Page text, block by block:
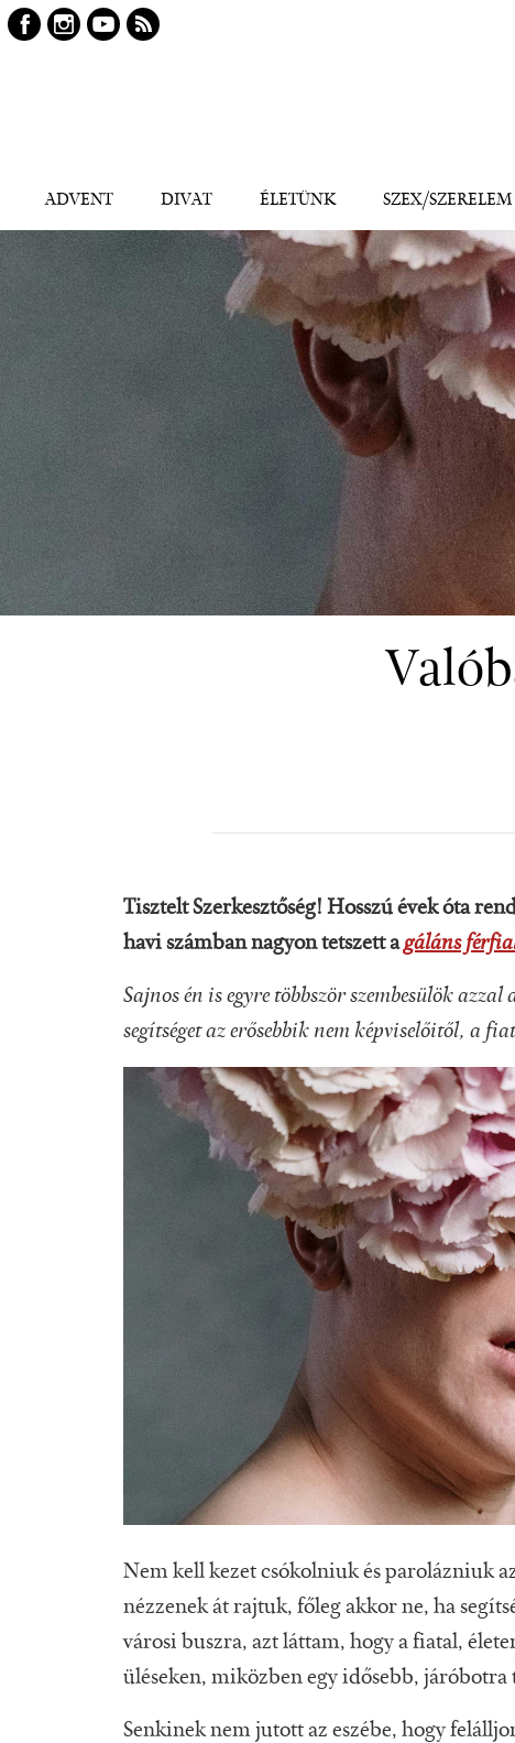
ADVENT DIVAT ÉLETÜNK SZEX/SZERELEM
Tisztelt Szerkesztőség! Hosszú évek óta
havi számban nagyon tetszett agáláns
Sajnos én is egyre többször szembesülök
segítséget az erősebbik nem képviselőitől, a
Nem kell kezet csókolniuk és parolázniuk
nézzenek át rajtuk, főleg akkor ne, ha
városi buszra, azt láttam, hogy a fiatal,
üléseken, miközben egy idősebb,
Senkinek nem jutott az eszébe, hogy